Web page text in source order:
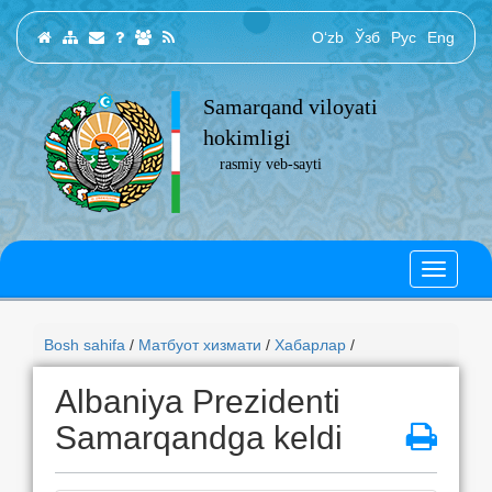
O‘zb Ўзб Рус Eng
Samarqand viloyati
hokimligi
rasmiy veb-sayti
Bosh sahifa / Матбуот хизмати / Хабарлар /
Albaniya Prezidenti
Samarqandga keldi